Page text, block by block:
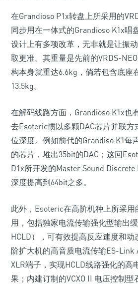
在Grandioso P1x转盘上所采用的
同步用在一体式的Grandioso K1x唱
设计上有多项改革，无非就是让振
取更准。其重量是先前的VRDS-
构本身就重达6.6kg，倘若包含底座
13.5kg。
在解码线路方面，Grandioso K1x也
去Esoteric惯以多颗DAC芯片并联方
位深度。例如前代的Grandiso K1每
的芯片，堆出35bit的DAC；这回
D1x所开发的Master Sound
深度提高到64bit之多。
此外，Esoteric在高阶机种上所采
用，包括独家电流传输强化型输出
HCLD），可有效提高反应速度和
阶扩大机的高音质电流传输ES-Link
XLR端子，实现HCLD线路强化的高
果；内建订制的VCXO II 电压控制